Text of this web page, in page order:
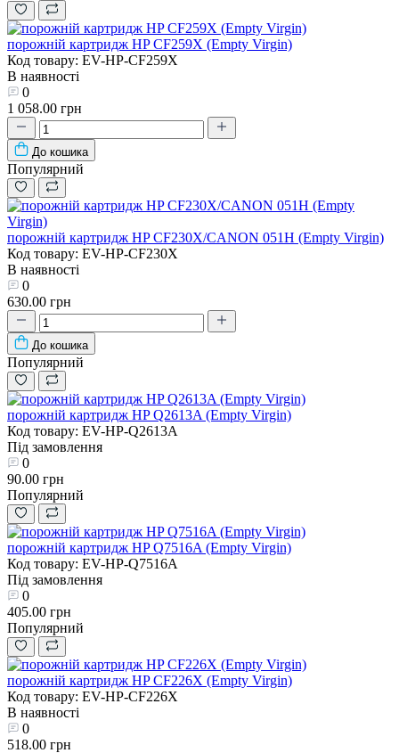
порожній картридж HP CF259X (Empty Virgin)
Код товару: EV-HP-CF259X
В наявності
0
1 058.00 грн
До кошика
Популярний
порожній картридж HP CF230X/CANON 051H (Empty Virgin)
Код товару: EV-HP-CF230X
В наявності
0
630.00 грн
До кошика
Популярний
порожній картридж HP Q2613A (Empty Virgin)
Код товару: EV-HP-Q2613A
Під замовлення
0
90.00 грн
Популярний
порожній картридж HP Q7516A (Empty Virgin)
Код товару: EV-HP-Q7516A
Під замовлення
0
405.00 грн
Популярний
порожній картридж HP CF226X (Empty Virgin)
Код товару: EV-HP-CF226X
В наявності
0
518.00 грн